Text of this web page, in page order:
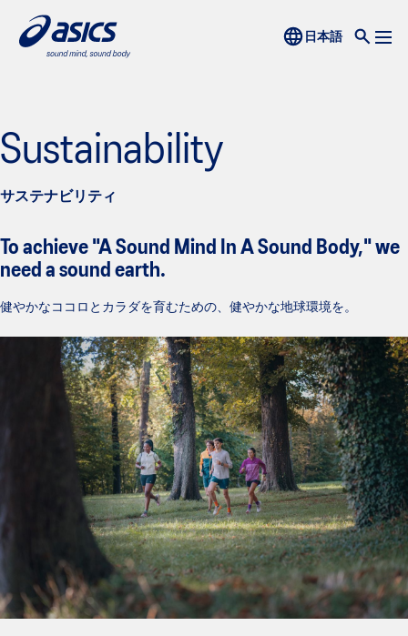
Sustainability
サステナビリティ
To achieve "A Sound Mind In A Sound Body," we
need a sound earth.
健やかなココロとカラダを育むための、健やかな地球環境を。